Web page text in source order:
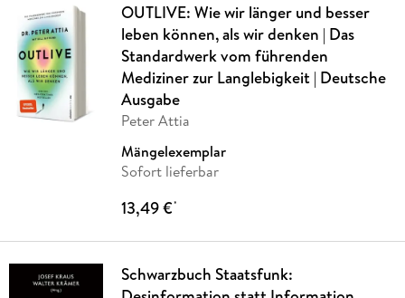
OUTLIVE: Wie wir länger und besser
leben können, als wir denken | Das
Standardwerk vom führenden
Mediziner zur Langlebigkeit | Deutsche
Ausgabe
Peter Attia
Mängelexemplar
Sofort lieferbar
13,49 €*
Schwarzbuch Staatsfunk: